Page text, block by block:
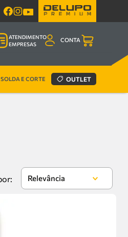
ATENDIMENTO
EMPRESAS
CONTA
SOLDA E CORTE OUTLET
Relevância